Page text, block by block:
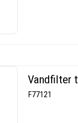
Vandfilter
F77121